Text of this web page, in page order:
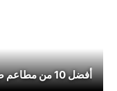
أفضل 10 من مطاعم صحية بالرياض لعام 2026